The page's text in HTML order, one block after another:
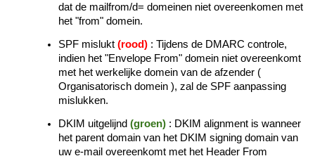
dat de mailfrom/d= domeinen niet overeenkomen met
het "from" domein.
SPF mislukt (rood) : Tijdens de DMARC controle,
indien het "Envelope From" domein niet overeenkomt
met het werkelijke domein van de afzender (
Organisatorisch domein ), zal de SPF aanpassing
mislukken.
DKIM uitgelijnd (groen) : DKIM alignment is wanneer
het parent domain van het DKIM signing domain van
uw e-mail overeenkomt met het Header From